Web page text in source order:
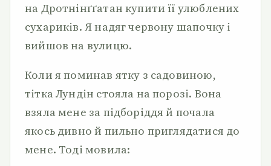
на Дротнінґґатан купити її улюблених
сухариків. Я надяг червону шапочку і
вийшов на вулицю.
Коли я поминав ятку з садовиною,
тітка Лундін стояла на порозі. Вона
взяла мене за підборіддя й почала
якось дивно й пильно приглядатися до
мене. Тоді мовила: